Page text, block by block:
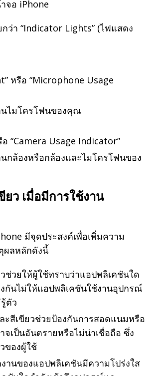
ว่า “Indicator Lights” (ไฟแสดง
หรือ “Microphone Usage
นไมโครโฟนของคุณ
“Camera Usage Indicator”
กล้องหรือกล้องและไมโครโฟนของ
ว เมื่อมีการใช้งาน
มีจุดประสงค์เพื่อเพิ่มความ
ผลหลักดังนี้
ช่วยให้ผู้ใช้ทราบว่าแอปพลิเคชันใด
กันไม่ให้แอปพลิเคชันใช้งานอุปกรณ์
ตัว
ะสีเขียวช่วยป้องกันการสอดแนมหรือ
เป็นอันตรายหรือไม่น่าเชื่อถือ ซึ่ง
ของผู้ใช้
านของแอปพลิเคชันมีความโปร่งใส